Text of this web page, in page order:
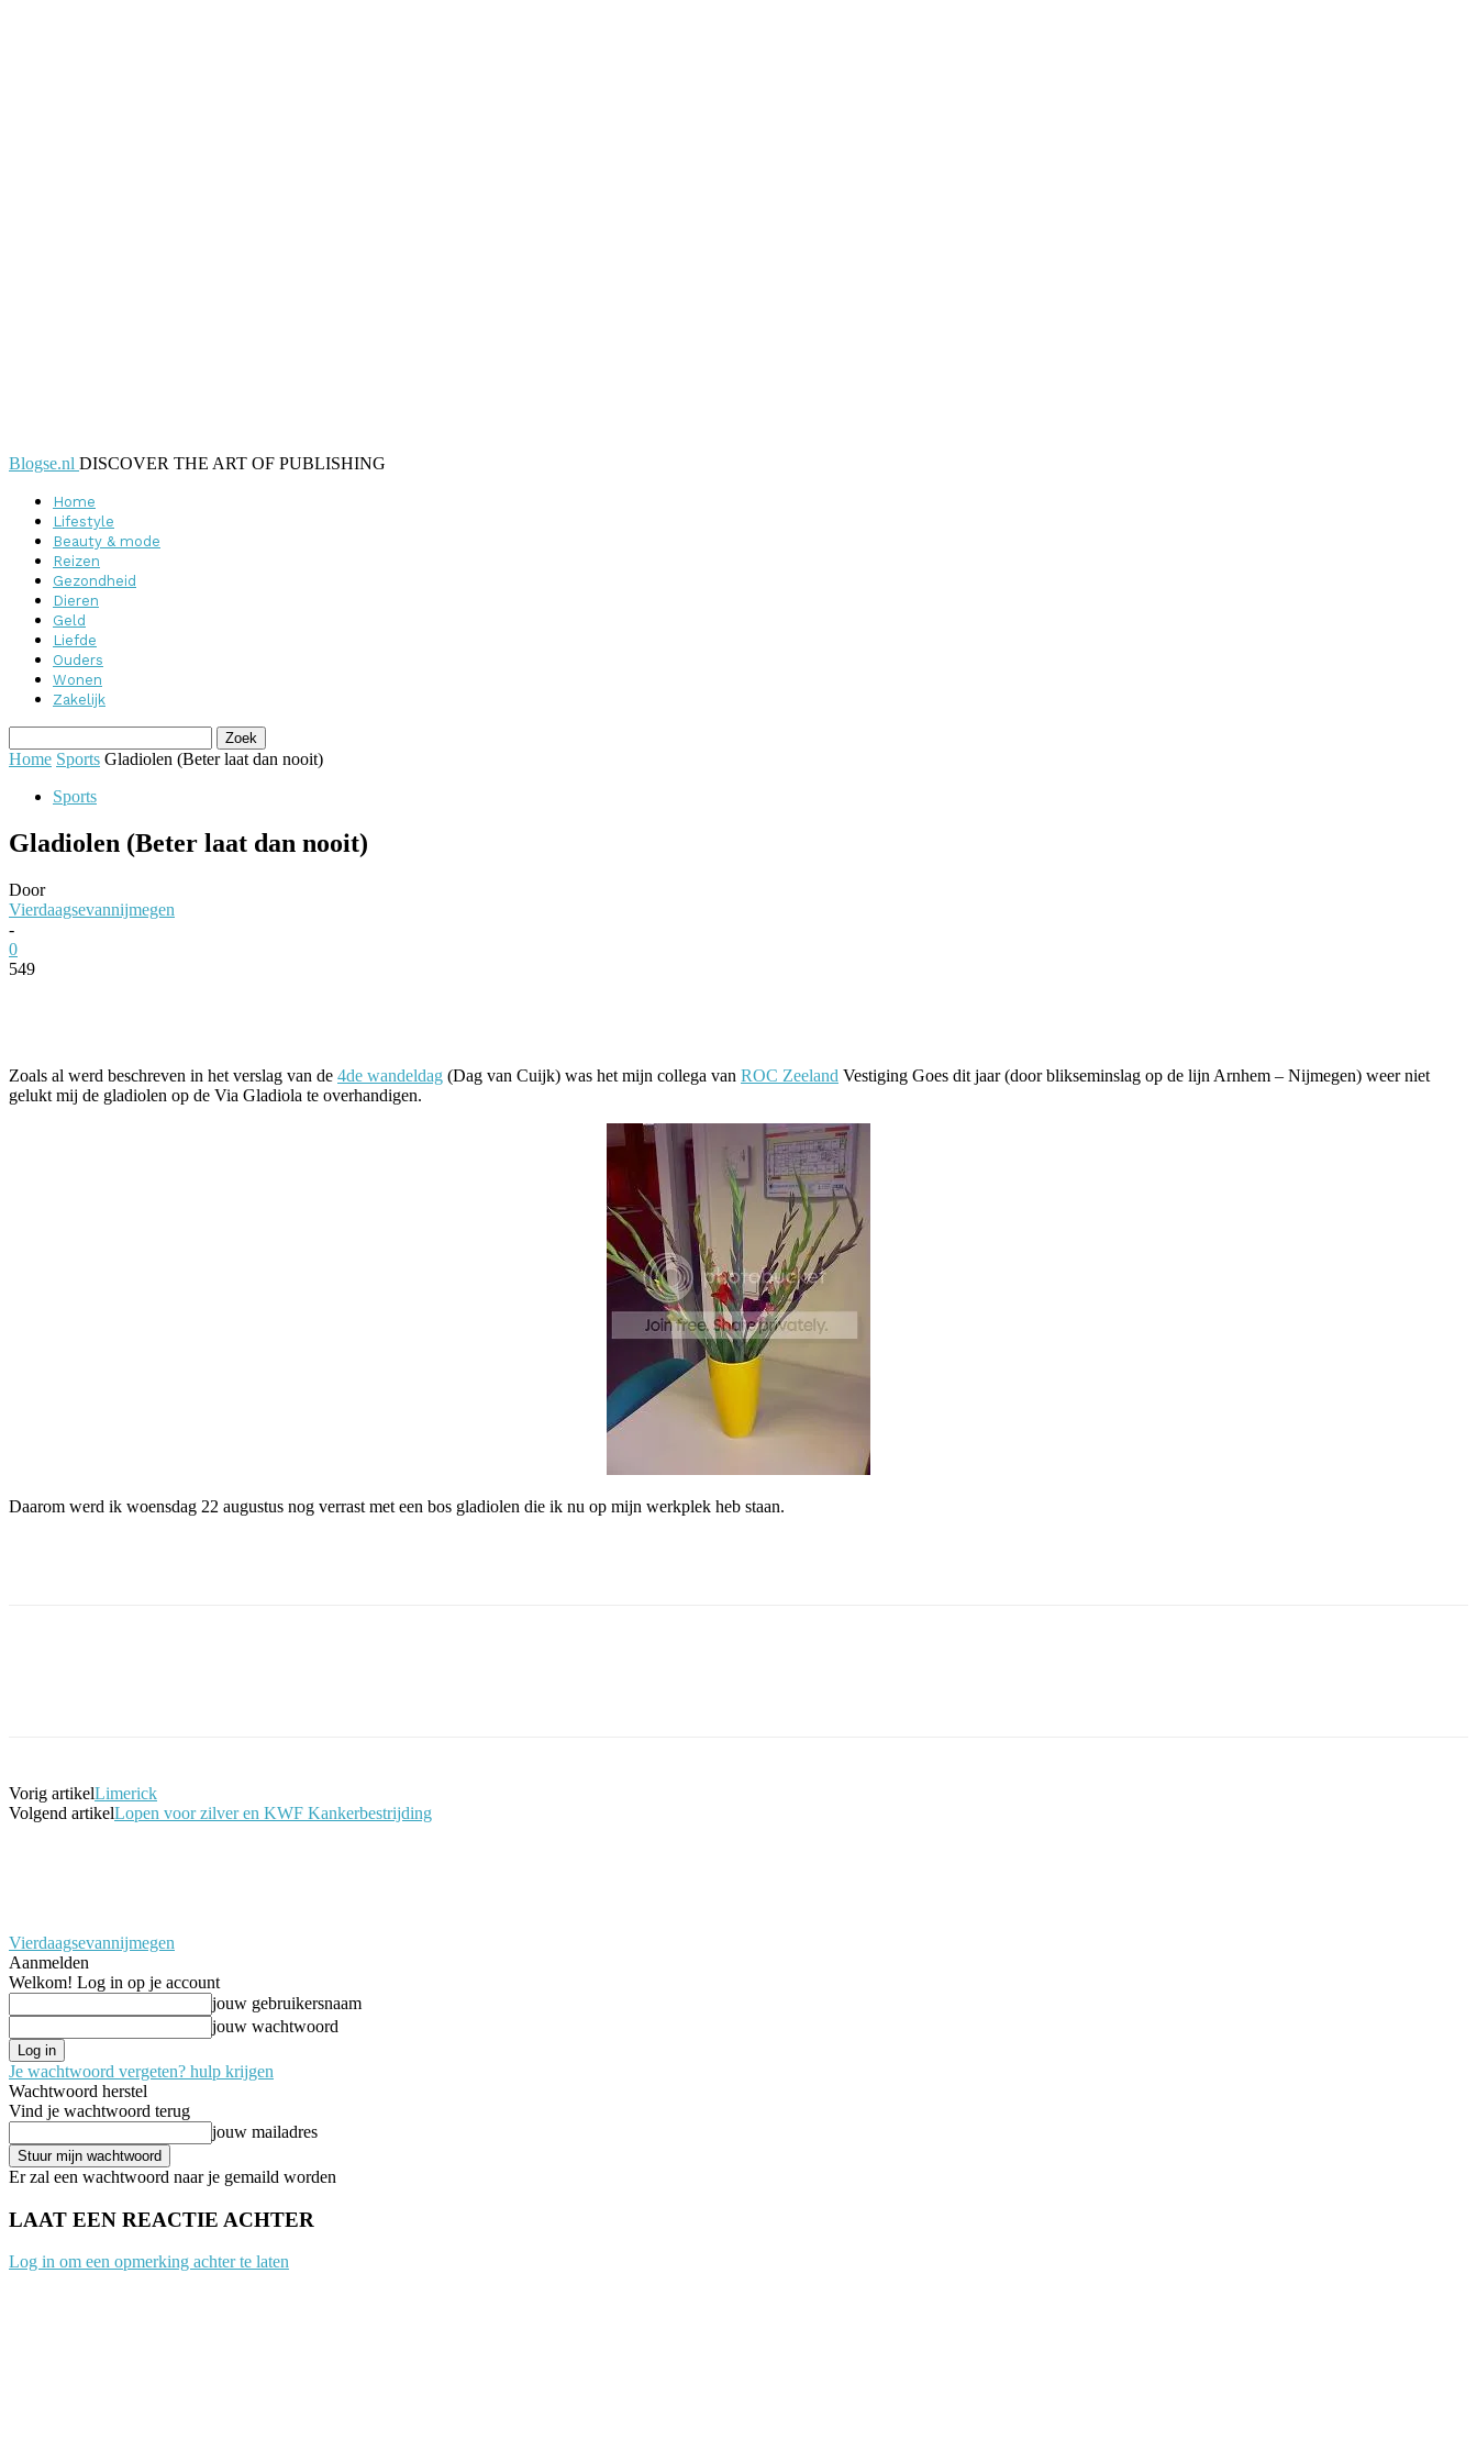
Blogse.nl DISCOVER THE ART OF PUBLISHING
Home
Lifestyle
Beauty & mode
Reizen
Gezondheid
Dieren
Geld
Liefde
Ouders
Wonen
Zakelijk
Home Sports Gladiolen (Beter laat dan nooit)
Sports
Gladiolen (Beter laat dan nooit)
Door
Vierdaagsevannijmegen
-
0
549
Zoals al werd beschreven in het verslag van de 4de wandeldag (Dag van Cuijk) was het mijn collega van ROC Zeeland Vestiging Goes dit jaar (door blikseminslag op de lijn Arnhem – Nijmegen) weer niet
gelukt mij de gladiolen op de Via Gladiola te overhandigen.
Daarom werd ik woensdag 22 augustus nog verrast met een bos gladiolen die ik nu op mijn werkplek heb staan.
Vorig artikelLimerick
Volgend artikelLopen voor zilver en KWF Kankerbestrijding
Vierdaagsevannijmegen
Aanmelden
Welkom! Log in op je account
jouw gebruikersnaam
jouw wachtwoord
Je wachtwoord vergeten? hulp krijgen
Wachtwoord herstel
Vind je wachtwoord terug
jouw mailadres
Er zal een wachtwoord naar je gemaild worden
LAAT EEN REACTIE ACHTER
Log in om een opmerking achter te laten